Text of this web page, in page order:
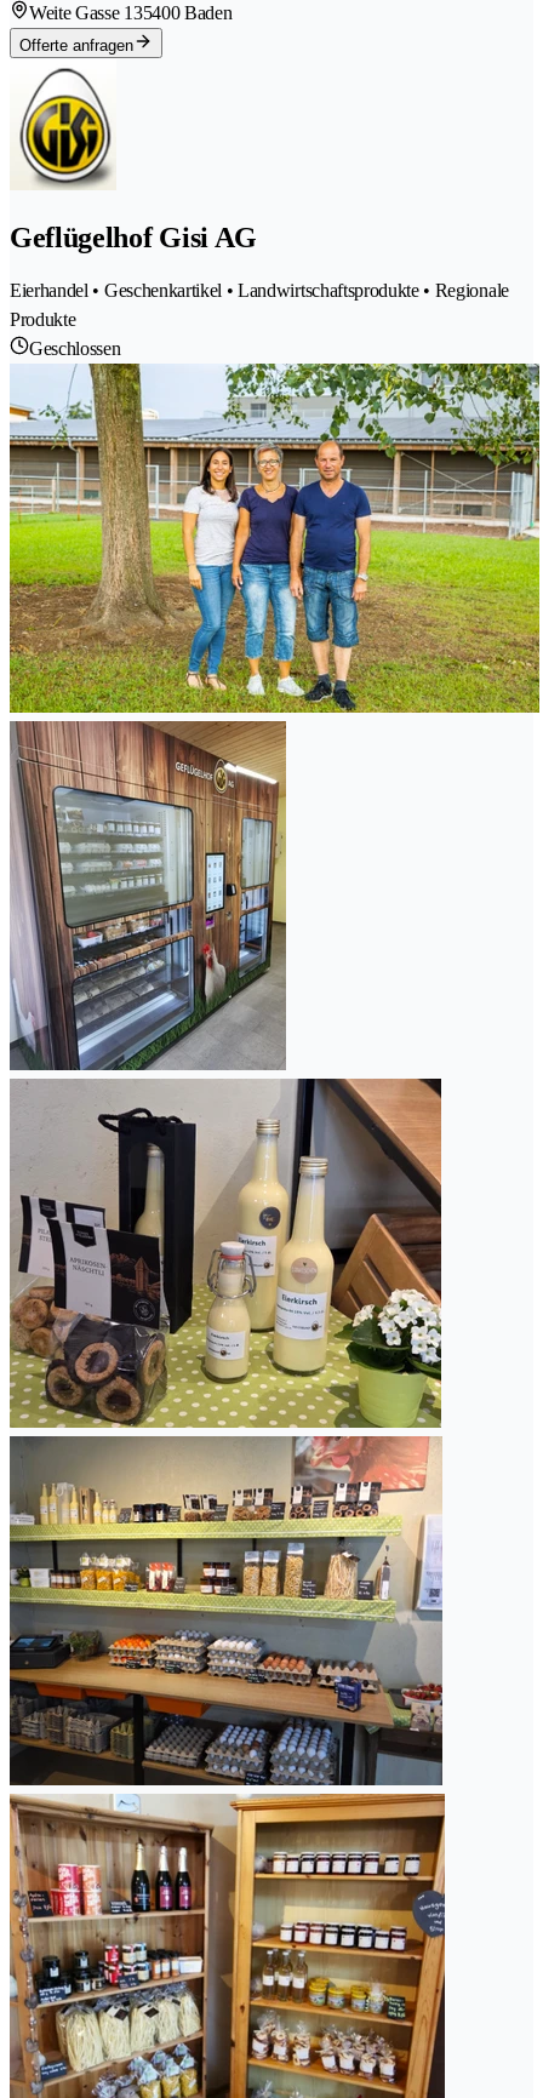
Weite Gasse 135400 Baden
Offerte anfragen
Geflügelhof Gisi AG
Eierhandel • Geschenkartikel • Landwirtschaftsprodukte • Regionale
Produkte
Geschlossen